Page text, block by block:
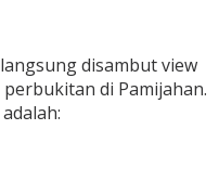
disambut view
di Pamijahan.